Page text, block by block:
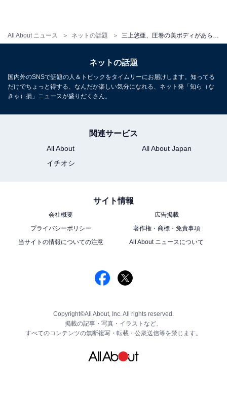
All About ニュース ネットの話題
ネットの話題
国内外のSNSで話題の人＆トピックをタイムリーにお届けします。知ってる
だけでちょっと得する、なんだか楽しい気分になれる、ネット発「知ら（な
きゃ）損」ニュースが盛りだくさん。
関連サービス
All About
All About Japan
イチオシ
サイト情報
会社概要
広告掲載
プライバシーポリシー
著作権・商標・免責事項
当サイトの情報についての注意
All About ニュースについて
Copyright©All About, Inc. All rights reserved.
掲載の記事・写真・イラストなど、
すべてのコンテンツの無断複写・転載・公衆送信等を禁じます。